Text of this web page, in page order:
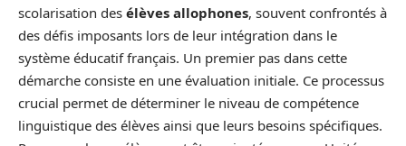
scolarisation des élèves allophones, souvent confrontés à
des défis imposants lors de leur intégration dans le
système éducatif français. Un premier pas dans cette
démarche consiste en une évaluation initiale. Ce processus
crucial permet de déterminer le niveau de compétence
linguistique des élèves ainsi que leurs besoins spécifiques.